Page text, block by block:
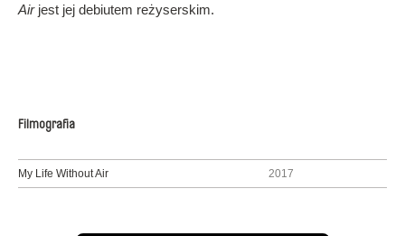
Airjest jej debiutem reżyserskim.
Filmografia
My Life Without Air 2017